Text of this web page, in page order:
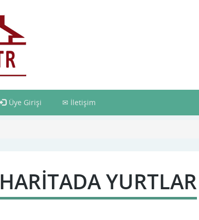
Üye Girişi İletişim
HARİTADA YURTLAR